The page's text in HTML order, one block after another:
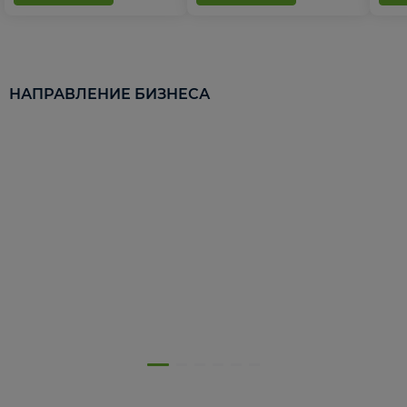
НАПРАВЛЕНИЕ БИЗНЕСА